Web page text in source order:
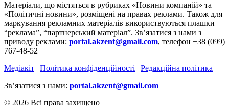
Матеріали, що містяться в рубриках «Новини компаній» та
«Політичні новини», розміщені на правах реклами. Також для
маркування рекламних матеріалів використвуються плашки
“реклама”, “партнерський матеріал”. Зв’язатися з нами з
приводу реклами: portal.akzent@gmail.com, телефон +38 (099)
767-48-52
Медіакіт | Політика конфіденційності | Редакційна політика
Зв’язатися з нами: portal.akzent@gmail.com
© 2026 Всі права захищено